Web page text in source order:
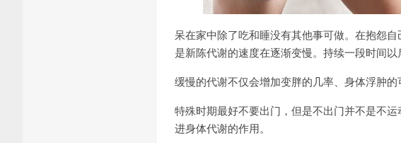
呆在家中除了吃和睡没有其他事可做。在抱怨
是新陈代谢的速度在逐渐变慢。持续一段时间以
缓慢的代谢不仅会增加变胖的几率、身体浮肿
特殊时期最好不要出门，但是不出门并不是不
进身体代谢的作用。